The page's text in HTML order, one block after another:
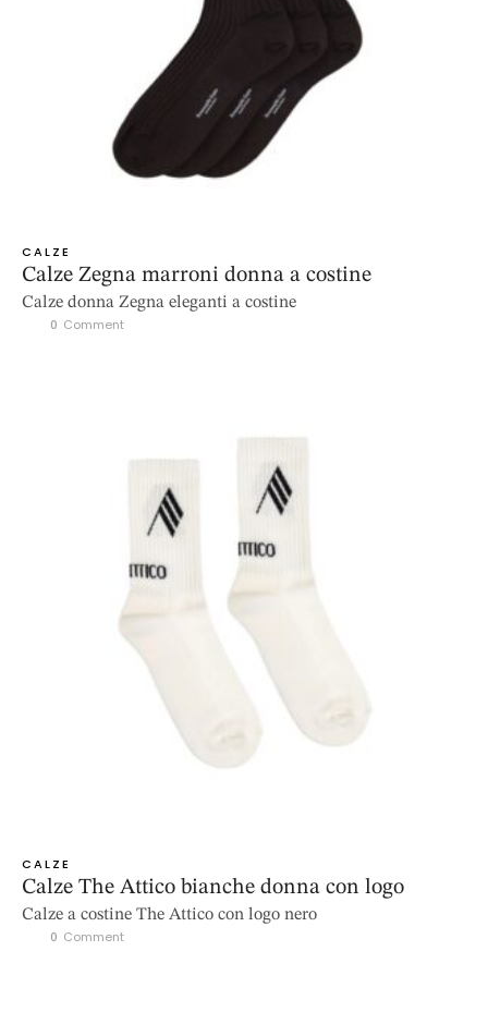
CALZE
Calze Zegna marroni donna a costine
Calze donna Zegna eleganti a costine
0 Comment
CALZE
Calze The Attico bianche donna con logo
Calze a costine The Attico con logo nero
0 Comment